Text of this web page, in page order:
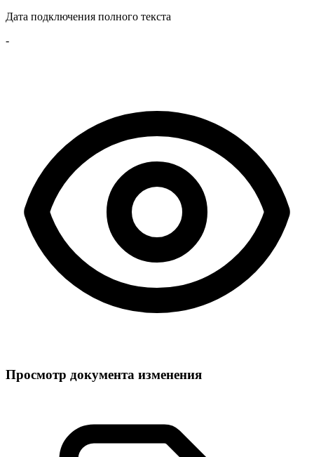
Дата подключения полного текста
-
Просмотр документа изменения